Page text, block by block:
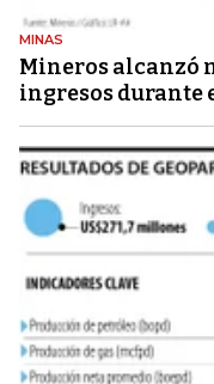
MINAS
Mineros alcanzó
ingresos durante